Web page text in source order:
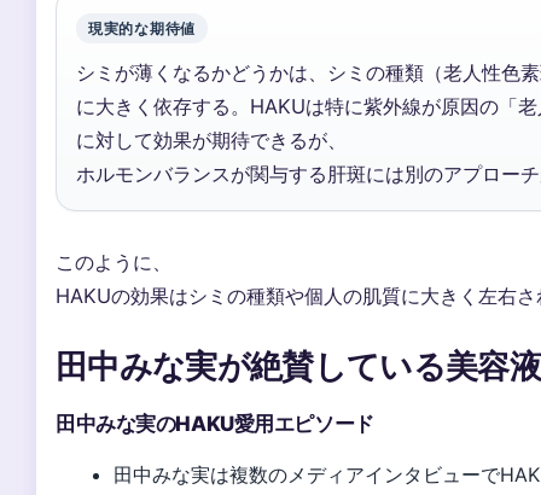
現実的な期待値
シミが薄くなるかどうかは、シミの種類（老人性色
に大きく依存する。HAKUは特に紫外線が原因の「
に対して効果が期待できるが、
ホルモンバランスが関与する肝斑には別のアプロー
このように、
HAKUの効果はシミの種類や個人の肌質に大きく左右
田中みな実が絶賛している美容
田中みな実のHAKU愛用エピソード
田中みな実は複数のメディアインタビューで